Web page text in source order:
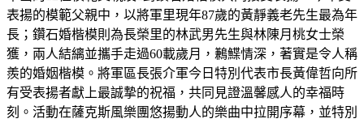
表揚的模範父親中，以將軍里現年87歲的黃靜義老先生最為年
長；鑽石婚楷模則為長榮里的林武男先生與林陳月桃女士榮
獲，兩人結縭並攜手走過60載歲月，鶼鰈情深，著實是令人稱
羨的婚姻楷模。將軍區長張介軍今日特別代表市長黃偉哲向所
有受表揚者獻上最誠摯的祝福，共同見證溫馨感人的幸福時
刻。活動在薩克斯風樂團悠揚動人的樂曲中拉開序幕，並特別